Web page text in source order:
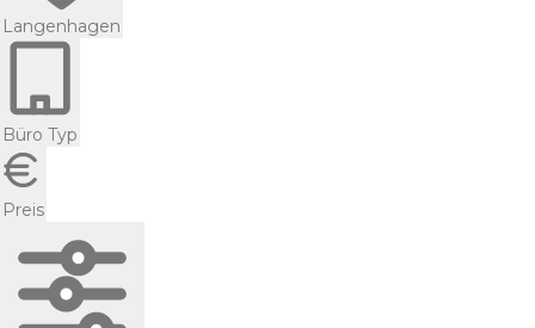
Langenhagen
Büro Typ
Preis